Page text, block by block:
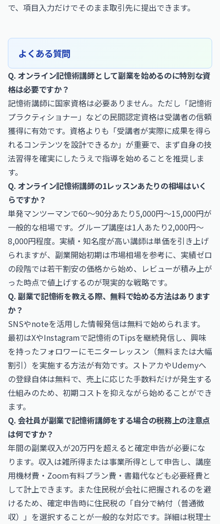
で、項目入力だけでそのまま取引先に提出できます。
よくある質問
Q. オンライン記憶術講師として副業を始めるのに特別な資
格は必要ですか？
記憶術講師に国家資格は必要ありません。ただし「記憶術
プラクティショナー」などの民間認定資格は受講者の信頼
獲得に有効です。資格よりも「受講者が実際に成果を得ら
れるコンテンツを設計できるか」が重要で、まず自身の技
法習得を確実にしたうえで指導を始めることを推奨しま
す。
Q. オンライン記憶術講師の1レッスンあたりの相場はいく
らですか？
単発マンツーマンで60〜90分あたり5,000円〜15,000円が
一般的な相場です。グループ講座は1人あたり2,000円〜
8,000円程度。実績・知名度が高い講師は単価を引き上げ
られますが、副業開始初期は市場相場を参考に、実績ゼロ
の段階では若干割安の価格から始め、レビューが積み上が
った時点で値上げするのが現実的な戦略です。
Q. 副業で記憶術を教える際、無料で始める方法はあります
か？
SNSやnoteを活用した情報発信は無料で始められます。
最初はXやInstagramで記憶術のTipsを継続発信し、興味
を持ったフォロワーにモニターレッスン（無料または大幅
割引）を実施する方法が有効です。ストアカやUdemyへ
の登録自体は無料で、売上に応じた手数料だけが発生する
仕組みのため、初期コストを抑えながら始めることができ
ます。
Q. 会社員が副業で記憶術講師をする場合の税務上の注意点
は何ですか？
年間の副業収入が20万円を超えると確定申告が必要にな
ります。収入は雑所得または事業所得として申告し、講座
用機材費・Zoom有料プラン費・書籍代なども必要経費と
して計上できます。また住民税が会社に把握されるのを避
けるため、確定申告時に住民税の「自分で納付（普通徴
収）」を選択することが一般的な対応です。詳細は税理士